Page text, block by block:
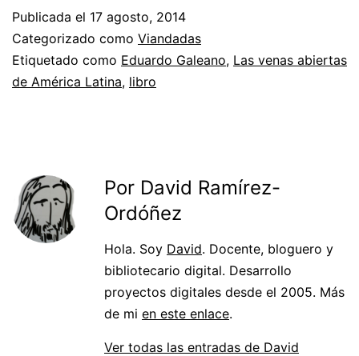
Publicada el 17 agosto, 2014
Categorizado como Viandadas
Etiquetado como Eduardo Galeano, Las venas abiertas
de América Latina, libro
Por David Ramírez-
Ordóñez
Hola. Soy David. Docente, bloguero y
bibliotecario digital. Desarrollo
proyectos digitales desde el 2005. Más
de mi en este enlace.
Ver todas las entradas de David